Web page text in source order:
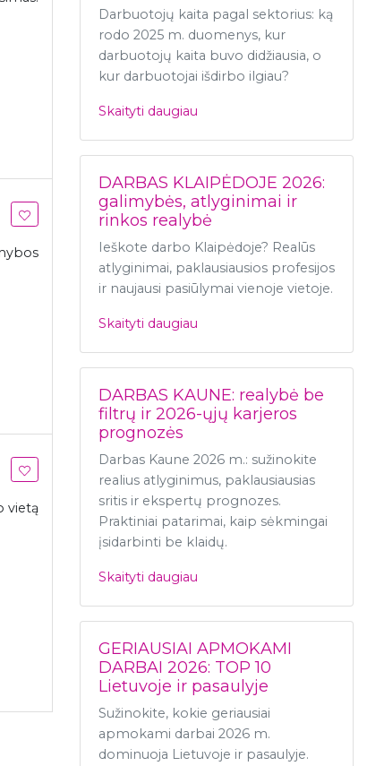
vietą
Darbuotojų kaita pagal sektorius: ką
rodo 2025 m. duomenys, kur
darbuotojų kaita buvo didžiausia, o
kur darbuotojai išdirbo ilgiau?
Skaityti daugiau
DARBAS KLAIPĖDOJE 2026:
galimybės, atlyginimai ir
rinkos realybė
Ieškote darbo Klaipėdoje? Realūs
atlyginimai, paklausiausios profesijos
ir naujausi pasiūlymai vienoje vietoje.
Skaityti daugiau
DARBAS KAUNE: realybė be
filtrų ir 2026-ųjų karjeros
prognozės
Darbas Kaune 2026 m.: sužinokite
realius atlyginimus, paklausiausias
sritis ir ekspertų prognozes.
Praktiniai patarimai, kaip sėkmingai
įsidarbinti be klaidų.
Skaityti daugiau
GERIAUSIAI APMOKAMI
DARBAI 2026: TOP 10
Lietuvoje ir pasaulyje
Sužinokite, kokie geriausiai
apmokami darbai 2026 m.
dominuoja Lietuvoje ir pasaulyje.